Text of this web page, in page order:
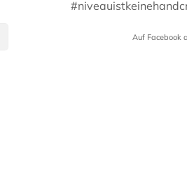
Auf Facebook